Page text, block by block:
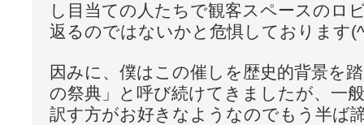
し目当ての人たちで観客スペースのロ
返るのではないかと危惧しております
因みに、僕はこの催しを歴史的背景を
の祭典」と呼び続けてきましたが、一
訳す方がお好きなようなのでもう半ば